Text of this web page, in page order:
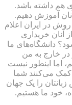
هم داشته باشد.
آموزش دهیم.
در ایران اعلام
آنان خریداری
دانشگاه‌های ما
در خارج به من
اما اینطور نیست
می‌کنند شما
را یک جهان
خود ما هستیم.